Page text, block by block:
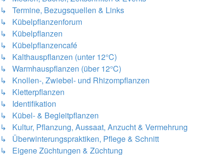
↳ Termine, Bezugsquellen & Links
↳ Kübelpflanzenforum
↳ Kübelpflanzen
↳ Kübelpflanzencafé
↳ Kalthauspflanzen (unter 12°C)
↳ Warmhauspflanzen (über 12°C)
↳ Knollen-, Zwiebel- und Rhizompflanzen
↳ Kletterpflanzen
↳ Identifikation
↳ Kübel- & Begleitpflanzen
↳ Kultur, Pflanzung, Aussaat, Anzucht & Vermehrung
↳ Überwinterungspraktiken, Pflege & Schnitt
↳ Eigene Züchtungen & Züchtung